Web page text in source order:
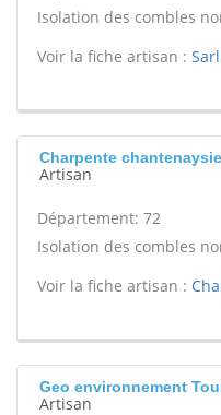
Isolation des combles
Voir la fiche artisan :
Charpente
Artisan
Département: 72
Isolation des combles
Voir la fiche artisan :
Geo environnement
Artisan